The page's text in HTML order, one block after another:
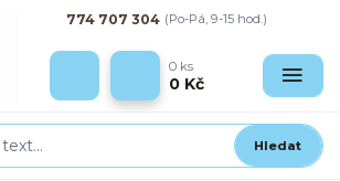
Hledat
774 707 304 (Po-Pá, 9-15 hod.)
0 ks
0 Kč